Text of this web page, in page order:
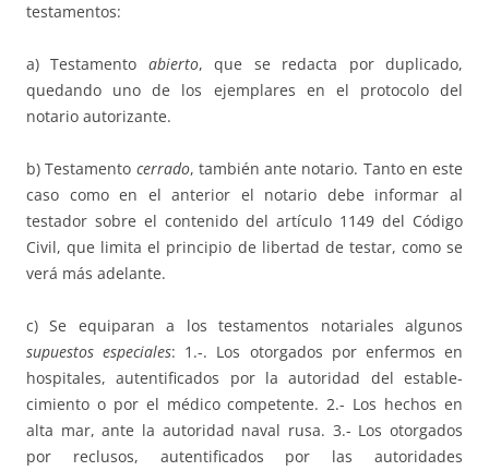
testamentos:
a) Testamento abierto, que se redacta por duplicado,
quedando uno de los ejemplares en el protocolo del
notario autorizante.
b) Testamento cerrado, también ante notario. Tanto en este
caso como en el anterior el notario debe informar al
testador sobre el contenido del artículo 1149 del Código
Civil, que limita el principio de libertad de testar, como se
verá más adelante.
c) Se equiparan a los testamentos notariales algunos
supuestos especiales: 1.-. Los otorgados por enfermos en
hospitales, autentificados por la autoridad del estable-
cimiento o por el médico competente. 2.- Los hechos en
alta mar, ante la autoridad naval rusa. 3.- Los otorgados
por reclusos, autentificados por las autoridades